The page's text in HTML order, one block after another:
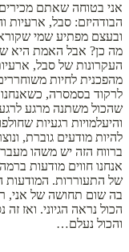
אני בטוחה שאתם
הבודהיזם: סבל, ארעיות
ובעצם מפתיע שמי
מה כן? אבל האמת היא
העקרונות של סבל,
מהפכנית לחיות
לרקוד בסמסרה,
שהכול משתנה מרגע
והיעלמויות רגעיות
להיות מודעים גוברת,
ברווח הזה יש משהו
אנחנו חווים מודעות
של התעוררות. המודעות
בה שום תחושה של אני,
הכול נראה הגיוני. ואז
והכול נעלם…